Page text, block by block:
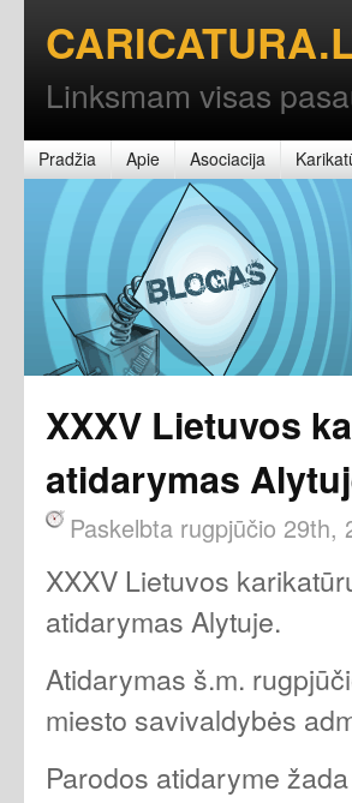
Linksmam visas
Pradžia Apie Asociacija
XXXV Lietuvos
atidarymas
Paskelbta rugpjūčio 29th,
XXXV Lietuvos
atidarymas Alytuje.
Atidarymas š.m.
miesto savivaldybės
Parodos atidaryme